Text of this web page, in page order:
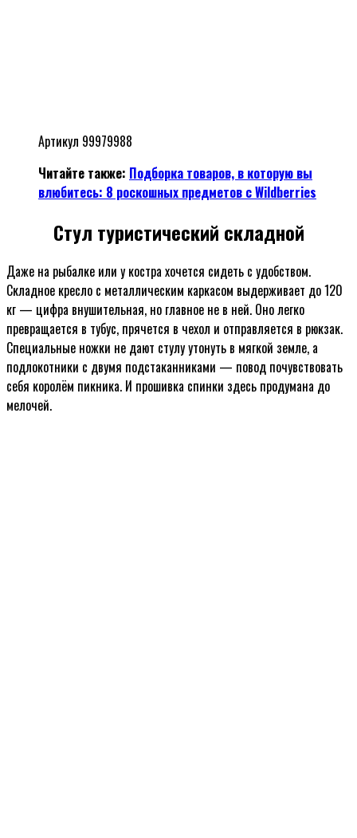
Артикул 99979988
Читайте также: Подборка товаров, в которую вы
влюбитесь: 8 роскошных предметов с Wildberries
Стул туристический складной
Даже на рыбалке или у костра хочется сидеть с удобством.
Складное кресло с металлическим каркасом выдерживает до 120
кг — цифра внушительная, но главное не в ней. Оно легко
превращается в тубус, прячется в чехол и отправляется в рюкзак.
Специальные ножки не дают стулу утонуть в мягкой земле, а
подлокотники с двумя подстаканниками — повод почувствовать
себя королём пикника. И прошивка спинки здесь продумана до
мелочей.